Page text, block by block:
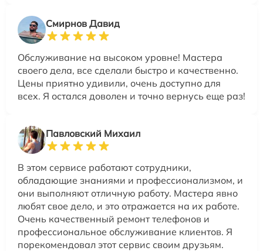
Смирнов Давид
Обслуживание на высоком уровне! Мастера
своего дела, все сделали быстро и качественно.
Цены приятно удивили, очень доступно для
всех. Я остался доволен и точно вернусь еще раз!
Павловский Михаил
В этом сервисе работают сотрудники,
обладающие знаниями и профессионализмом, и
они выполняют отличную работу. Мастера явно
любят свое дело, и это отражается на их работе.
Очень качественный ремонт телефонов и
профессиональное обслуживание клиентов. Я
порекомендовал этот сервис своим друзьям.